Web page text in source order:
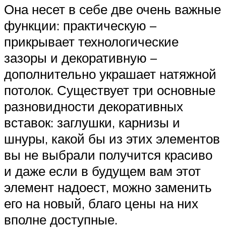
Она несет в себе две очень важные
функции: практическую –
прикрывает технологические
зазоры и декоративную –
дополнительно украшает натяжной
потолок. Существует три основные
разновидности декоративных
вставок: заглушки, карнизы и
шнуры, какой бы из этих элементов
вы не выбрали получится красиво
и даже если в будущем вам этот
элемент надоест, можно заменить
его на новый, благо цены на них
вполне доступные.